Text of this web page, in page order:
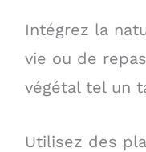
Intégrez la
vie ou de
végétal tel un
Utilisez des